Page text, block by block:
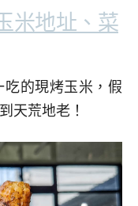
米地址、菜
的現烤玉米，假
天荒地老！